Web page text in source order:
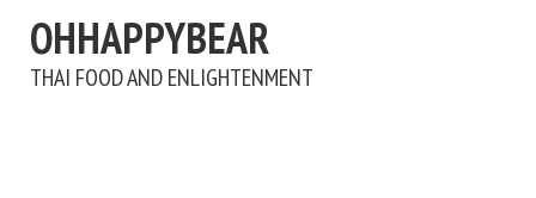
OHHAPPYBEAR
THAI FOOD AND ENLIGHTENMENT